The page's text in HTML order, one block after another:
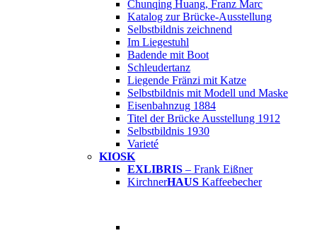
Chunqing Huang, Franz Marc
Katalog zur Brücke-Ausstellung
Selbstbildnis zeichnend
Im Liegestuhl
Badende mit Boot
Schleudertanz
Liegende Fränzi mit Katze
Selbstbildnis mit Modell und Maske
Eisenbahnzug 1884
Titel der Brücke Ausstellung 1912
Selbstbildnis 1930
Varieté
KIOSK
EXLIBRIS – Frank Eißner
KirchnerHAUS Kaffeebecher